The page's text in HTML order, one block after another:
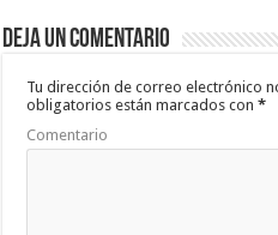
b
o
o
k
er sA
p
p
ar
ti
Deja un comentario
Tu dirección de correo electrónico
obligatorios están marcados con*
Comentario